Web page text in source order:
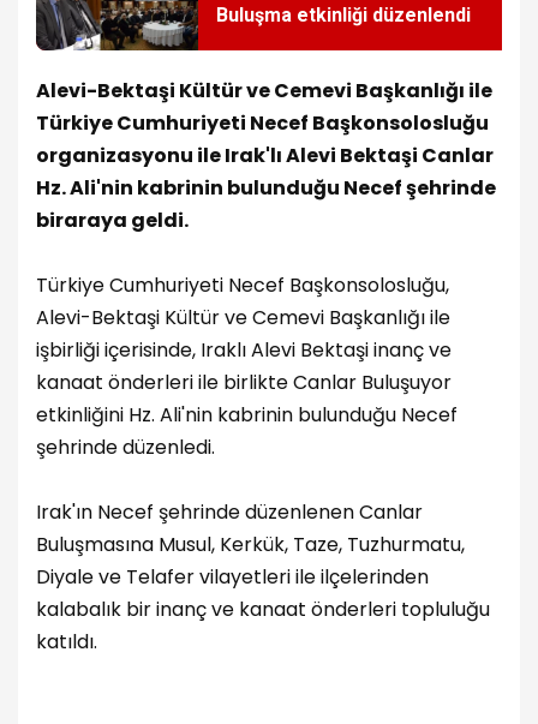
Buluşma etkinliği düzenlendi
Alevi-Bektaşi Kültür ve Cemevi Başkanlığı ile
Türkiye Cumhuriyeti Necef Başkonsolosluğu
organizasyonu ile Irak'lı Alevi Bektaşi Canlar
Hz. Ali'nin kabrinin bulunduğu Necef şehrinde
biraraya geldi.
Türkiye Cumhuriyeti Necef Başkonsolosluğu,
Alevi-Bektaşi Kültür ve Cemevi Başkanlığı ile
işbirliği içerisinde, Iraklı Alevi Bektaşi inanç ve
kanaat önderleri ile birlikte Canlar Buluşuyor
etkinliğini Hz. Ali'nin kabrinin bulunduğu Necef
şehrinde düzenledi.
Irak'ın Necef şehrinde düzenlenen Canlar
Buluşmasına Musul, Kerkük, Taze, Tuzhurmatu,
Diyale ve Telafer vilayetleri ile ilçelerinden
kalabalık bir inanç ve kanaat önderleri topluluğu
katıldı.